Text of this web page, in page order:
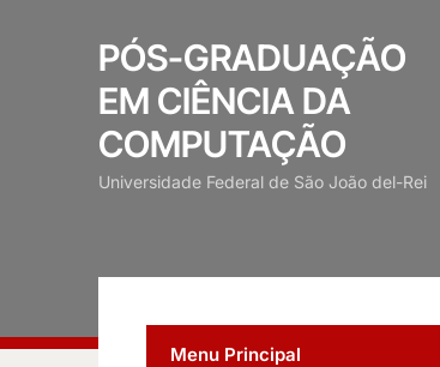
PÓS-GRADUAÇÃO
EM CIÊNCIA DA
COMPUTAÇÃO
Universidade Federal de São João del-Rei
Menu Principal